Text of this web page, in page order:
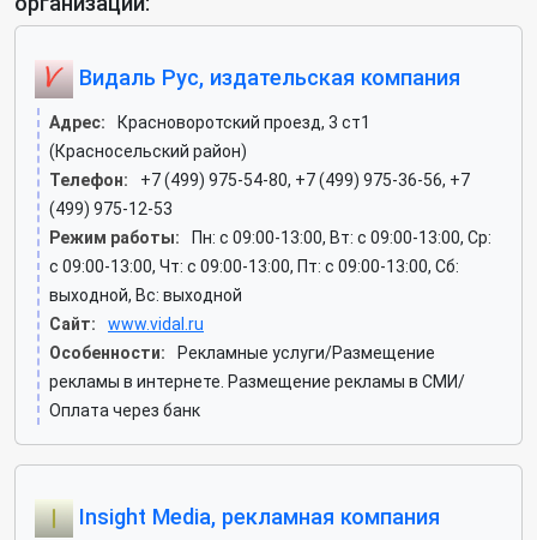
Видаль Рус, издательская компания
Адрес:
Красноворотский проезд, 3 ст1
(Красносельский район)
Телефон:
+7 (499) 975-54-80, +7 (499) 975-36-56, +7
(499) 975-12-53
Режим работы:
Пн: c 09:00-13:00, Вт: c 09:00-13:00, Ср:
c 09:00-13:00, Чт: c 09:00-13:00, Пт: c 09:00-13:00, Сб:
выходной, Вс: выходной
Сайт:
www.vidal.ru
Особенности:
Рекламные услуги/Размещение
рекламы в интернете. Размещение рекламы в СМИ/
Оплата через банк
Insight Media, рекламная компания